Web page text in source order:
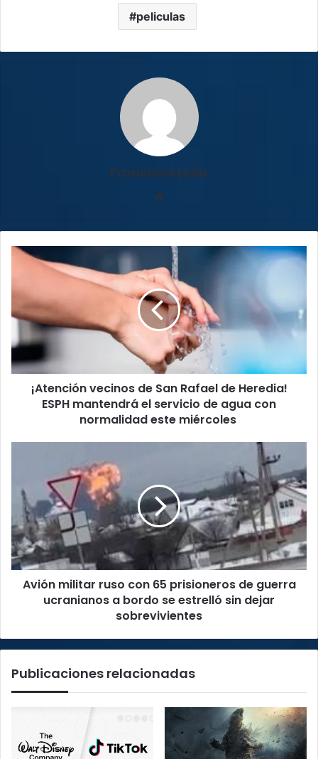
peliculas
Francisco León
¡Atención
vecinos
San
Rafael
Heredia!
mantendrá
servicio
miércoles
¡Atención vecinos de San Rafael de Heredia!
ESPH mantendrá el servicio de agua con
normalidad este miércoles
con
prisioneros
de
guerra
ucranianos
sin
sobrevivientes
Avión militar ruso con 65 prisioneros de guerra
ucranianos a bordo se estrelló sin dejar
sobrevivientes
Publicaciones relacionadas